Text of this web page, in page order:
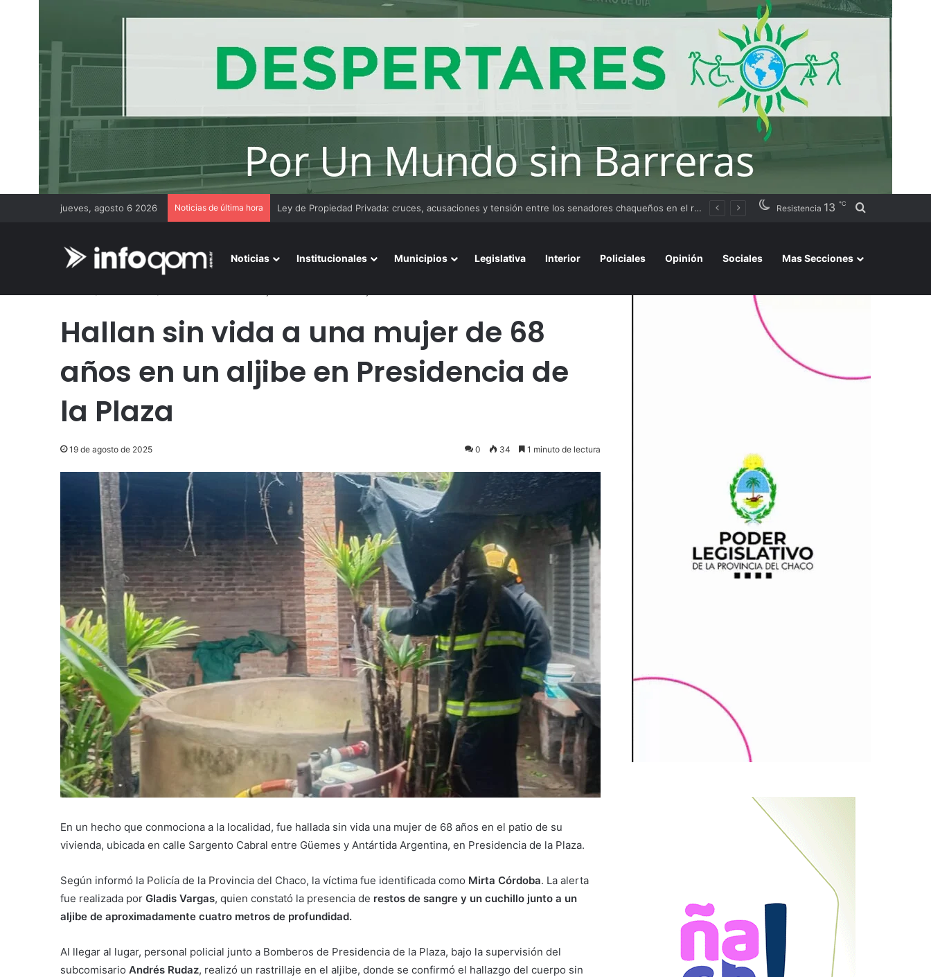
jueves, agosto 6 2026 Noticias de última hora Chaco convoca a emprendedores locales para competir en «Emprendimiento Argentino 2026» Resistencia 13 ℃ Buscar por
Noticias Institucionales Municipios Legislativa Interior Policiales Opinión Sociales Mas Secciones
Hallan sin vida a una mujer de 68
años en un aljibe en Presidencia de
la Plaza
19 de agosto de 2025 0 34 1 minuto de lectura
En un hecho que conmociona a la localidad, fue hallada sin vida una mujer de 68 años en el patio de su
vivienda, ubicada en calle Sargento Cabral entre Güemes y Antártida Argentina, en Presidencia de la Plaza.
Según informó la Policía de la Provincia del Chaco, la víctima fue identificada como Mirta Córdoba. La alerta
fue realizada por Gladis Vargas, quien constató la presencia de restos de sangre y un cuchillo junto a un
aljibe de aproximadamente cuatro metros de profundidad.
Al llegar al lugar, personal policial junto a Bomberos de Presidencia de la Plaza, bajo la supervisión del
subcomisario Andrés Rudaz, realizó un rastrillaje en el aljibe, donde se confirmó el hallazgo del cuerpo sin